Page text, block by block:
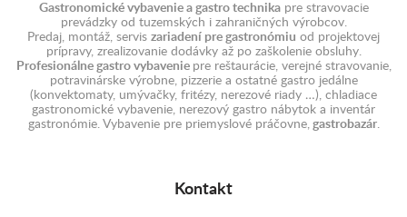
Gastronomické vybavenie a gastro technikapre stravovacie
prevádzky od tuzemských i zahraničných výrobcov.
Predaj, montáž, servis zariadení pre gastronómiu od projektovej
prípravy, zrealizovanie dodávky až po zaškolenie obsluhy.
Profesionálne gastro vybavenie pre reštaurácie, verejné stravovanie,
potravinárske výrobne, pizzerie a ostatné gastro jedálne
(konvektomaty, umývačky, fritézy, nerezové riady …), chladiace
gastronomické vybavenie, nerezový gastro nábytok a inventár
gastronómie. Vybavenie pre priemyslové práčovne, gastrobazár.
Kontakt